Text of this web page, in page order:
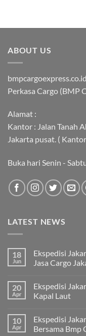
ABOUT US
Perkasa Cargo (BMP
Alamat :
Kantor : Jalan Tanah
Jakarta pusat. (
Buka hari Senin -
LATEST NEWS
18
Jun
Ekspedisi
Jasa Cargo
komentar
pada
Ekspedisi
Murah
dan
Terpercaya
20
Apr
Ekspedisi
Kapal Laut
komentar
pada
Ekspedisi
10
Apr
Ekspedisi
Bersama Bmp